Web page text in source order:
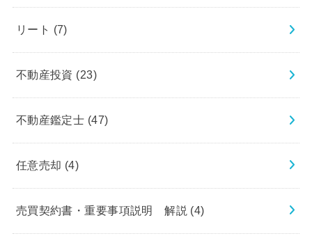
リート (7)
不動産投資 (23)
不動産鑑定士 (47)
任意売却 (4)
売買契約書・重要事項説明 解説 (4)